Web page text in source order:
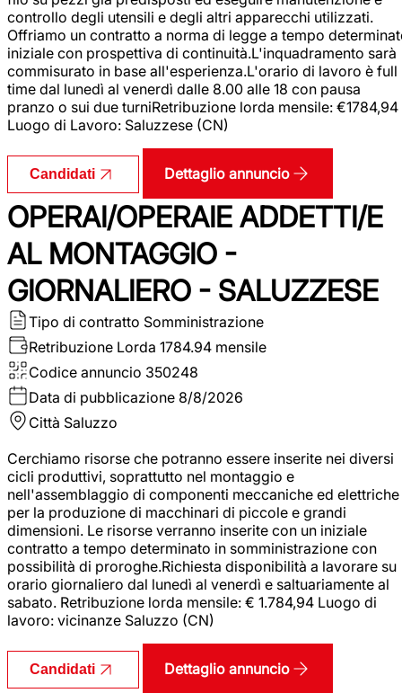
controllo degli utensili e degli altri apparecchi utilizzati.
Offriamo un contratto a norma di legge a tempo
iniziale con prospettiva di continuità.L'inquadramento sarà
commisurato in base all'esperienza.L'orario di lavoro è full
time dal lunedì al venerdì dalle 8.00 alle 18 con pausa
pranzo o sui due turniRetribuzione lorda mensile: €1784,94
Luogo di Lavoro: Saluzzese (CN)
Candidati Dettaglio annuncio
OPERAI/OPERAIE ADDETTI/E
AL MONTAGGIO -
GIORNALIERO - SALUZZESE
Tipo di contratto Somministrazione
Retribuzione Lorda 1784.94 mensile
Codice annuncio 350248
Data di pubblicazione 8/8/2026
Città Saluzzo
Cerchiamo risorse che potranno essere inserite nei diversi
cicli produttivi, soprattutto nel montaggio e
nell'assemblaggio di componenti meccaniche ed elettriche
per la produzione di macchinari di piccole e grandi
dimensioni. Le risorse verranno inserite con un iniziale
contratto a tempo determinato in somministrazione con
possibilità di proroghe.Richiesta disponibilità a lavorare su
orario giornaliero dal lunedì al venerdì e saltuariamente al
sabato. Retribuzione lorda mensile: € 1.784,94 Luogo di
lavoro: vicinanze Saluzzo (CN)
Candidati Dettaglio annuncio